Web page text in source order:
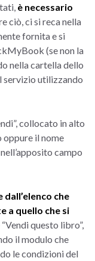
è necessario
ciò, ci si reca nella
fornita e si
(se non la
nella cartella dello
servizio utilizzando
collocato in alto
oppure il nome
campo
che
a quello che si
questo libro”,
il modulo che
le condizioni del